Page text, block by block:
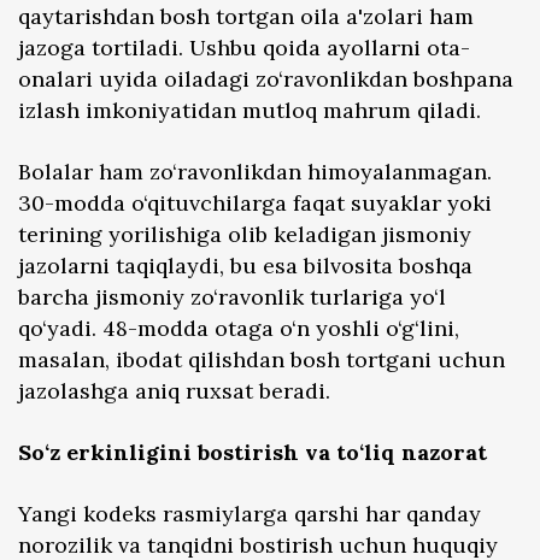
qaytarishdan bosh tortgan oila a'zolari ham
jazoga tortiladi. Ushbu qoida ayollarni ota-
onalari uyida oiladagi zo‘ravonlikdan boshpana
izlash imkoniyatidan mutloq mahrum qiladi.
Bolalar ham zo‘ravonlikdan himoyalanmagan.
30-modda o‘qituvchilarga faqat suyaklar yoki
terining yorilishiga olib keladigan jismoniy
jazolarni taqiqlaydi, bu esa bilvosita boshqa
barcha jismoniy zo‘ravonlik turlariga yo‘l
qo‘yadi. 48-modda otaga o‘n yoshli o‘g‘lini,
masalan, ibodat qilishdan bosh tortgani uchun
jazolashga aniq ruxsat beradi.
So‘z erkinligini bostirish va to‘liq nazorat
Yangi kodeks rasmiylarga qarshi har qanday
norozilik va tanqidni bostirish uchun huquqiy